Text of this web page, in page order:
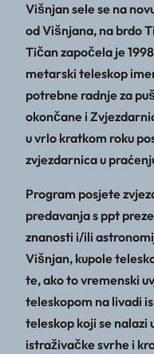
Višnjan sele se na
od Višnjana, na brdo
Tičan započela je
metarski teleskop
potrebne radnje za
okončane i
u vrlo kratkom roku
zvjezdarnica u
Program posjete
predavanja s ppt
znanosti i/ili
Višnjan, kupole
te, ako to vremenski
teleskopom na livadi
teleskop koji se nalazi
istraživačke svrhe i